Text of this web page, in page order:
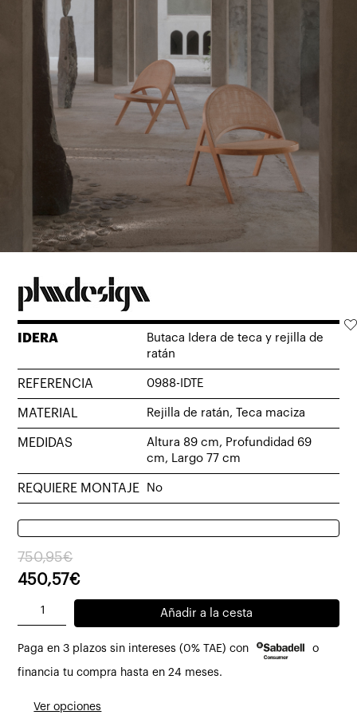
IDERA
Butaca Idera de teca y rejilla de
ratán
REFERENCIA 0988-IDTE
MATERIAL Rejilla de ratán, Teca maciza
MEDIDAS
Altura 89 cm, Profundidad 69
cm, Largo 77 cm
REQUIERE MONTAJE No
750,95€
El
precio
original
era:
750,95€.
450,57€
El
precio
450,57€.
Butaca
de
teca
Añadir a la cesta
Paga en 3 plazos sin intereses (0% TAE) con o
financia tu compra hasta en 24 meses.
Ver opciones